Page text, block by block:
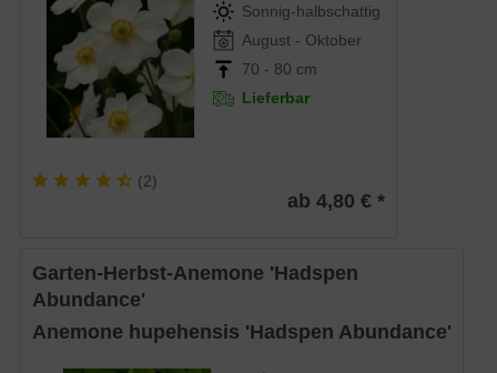
Sonnig-halbschattig
August - Oktober
70 - 80 cm
Lieferbar
(2)
ab 4,80 € *
Garten-Herbst-Anemone 'Hadspen
Abundance'
Anemone hupehensis 'Hadspen Abundance'